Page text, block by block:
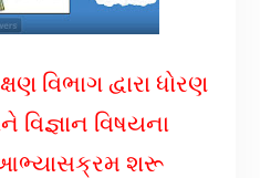
વિભાગ દ્વારા ધોરણ
વિજ્ઞાન વિષયના
શરૂ